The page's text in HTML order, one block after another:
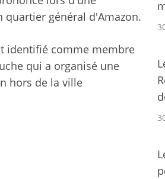
général d'Amazon.
identifié comme membre
qui a organisé une
hors de la ville